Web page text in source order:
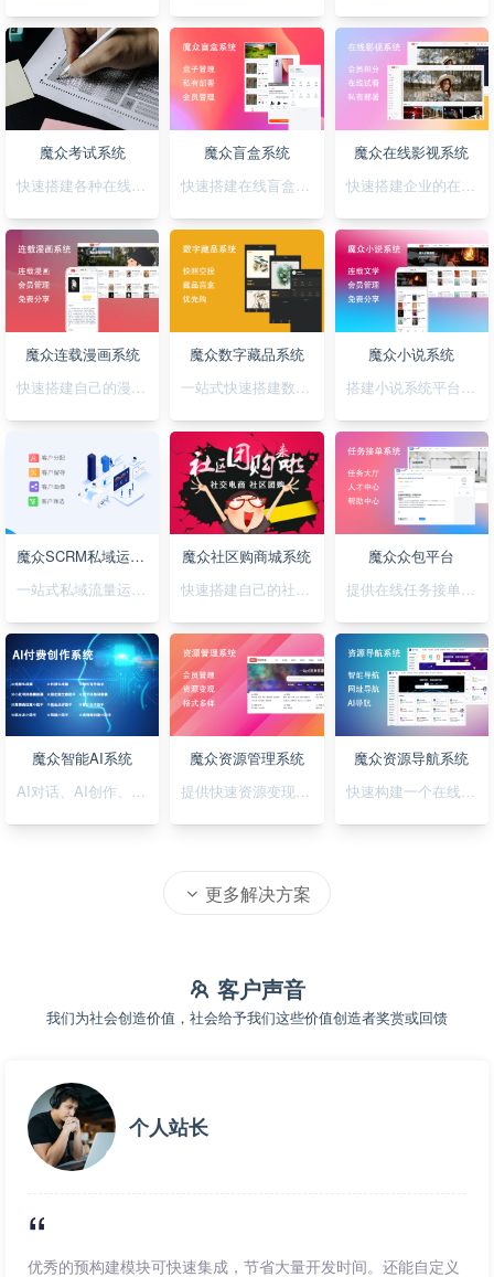
魔众考试系统
快速搭建各种在线考试系统
魔众盲盒系统
快速搭建在线盲盒系统
魔众在线影视系统
快速搭建企业的在线影视系统
魔众连载漫画系统
快速搭建自己的漫画连载系统
魔众数字藏品系统
一站式快速搭建数字藏品平台
魔众小说系统
搭建小说系统平台，正版小说渠道合作
魔众SCRM私域运营系统
一站式私域流量运营平台
魔众社区购商城系统
快速搭建自己的社区购物网站
魔众众包平台
提供在线任务接单平台系统
魔众智能AI系统
AI对话、AI创作、AI绘画
魔众资源管理系统
提供快速资源变现的在线系统
魔众资源导航系统
快速构建一个在线资源导航系统
更多解决方案
客户声音
我们为社会创造价值，社会给予我们这些价值创造者奖赏或回馈
个人站长
优秀的预构建模块可快速集成，节省大量开发时间。还能自定义